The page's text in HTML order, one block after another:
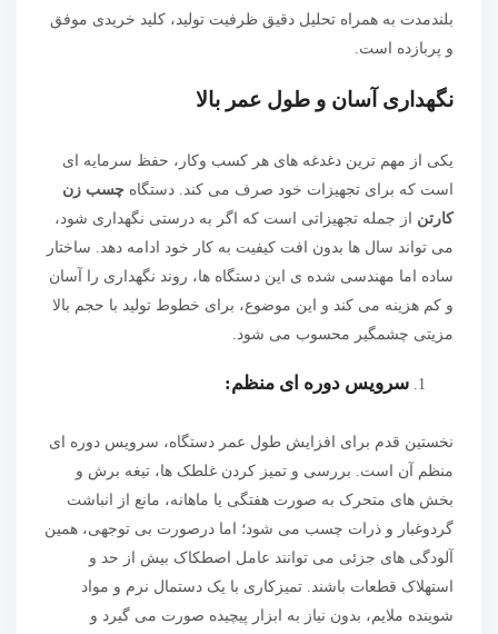
بلندمدت به همراه تحلیل دقیق ظرفیت تولید، کلید خریدی موفق
و پربازده است.
نگهداری آسان و طول عمر بالا
یکی از مهم ترین دغدغه های هر کسب وکار، حفظ سرمایه ای
است که برای تجهیزات خود صرف می کند. دستگاه چسب زن
کارتن از جمله تجهیزاتی است که اگر به درستی نگهداری شود،
می تواند سال ها بدون افت کیفیت به کار خود ادامه دهد. ساختار
ساده اما مهندسی شده ی این دستگاه ها، روند نگهداری را آسان
و کم هزینه می کند و این موضوع، برای خطوط تولید با حجم بالا
مزیتی چشمگیر محسوب می شود.
سرویس دوره ای منظم:
نخستین قدم برای افزایش طول عمر دستگاه، سرویس دوره ای
منظم آن است. بررسی و تمیز کردن غلطک ها، تیغه برش و
بخش های متحرک به صورت هفتگی یا ماهانه، مانع از انباشت
گردوغبار و ذرات چسب می شود؛ اما درصورت بی توجهی، همین
آلودگی های جزئی می توانند عامل اصطکاک بیش از حد و
استهلاک قطعات باشند. تمیزکاری با یک دستمال نرم و مواد
شوینده ملایم، بدون نیاز به ابزار پیچیده صورت می گیرد و